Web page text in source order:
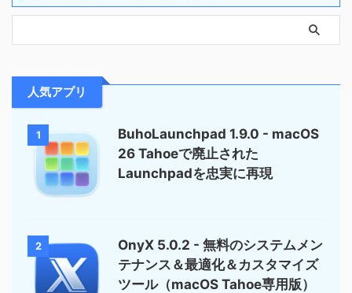
人気アプリ
1
BuhoLaunchpad 1.9.0 - macOS
26 Tahoeで廃止された
Launchpadを忠実に再現
2
OnyX 5.0.2 - 無料のシステムメン
テナンス＆最適化＆カスタマイズ
ツール（macOS Tahoe専用版）